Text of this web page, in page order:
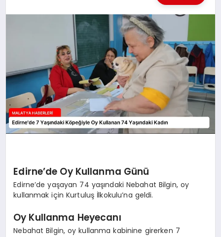
MAGAZIN
SIYASET
SPOR
TEKNOLOJI
Edirne’de Oy Kullanma Günü
Edirne’de yaşayan 74 yaşındaki Nebahat Bilgin, oy
kullanmak için Kurtuluş İlkokulu’na geldi.
Oy Kullanma Heyecanı
Nebahat Bilgin, oy kullanma kabinine girerken 7